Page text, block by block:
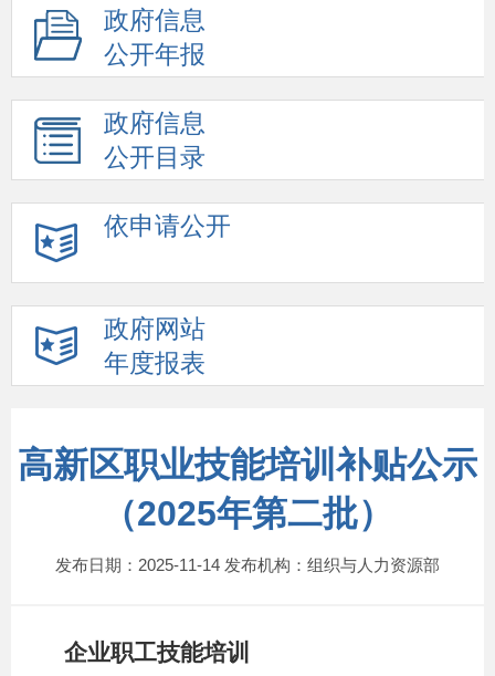
政府信息
公开年报
政府信息
公开目录
依申请公开
政府网站
年度报表
高新区职业技能培训补贴公示
（2025年第二批）
发布日期：2025-11-14 发布机构：组织与人力资源部
企业职工技能培训